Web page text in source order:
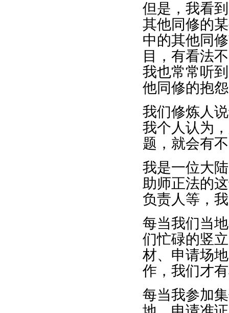
但是，我看
其他同修的
中的其他同
目，有看法
我也常常听
他同修的抱
我们修炼人
我个人认为
题，就会有
我是一位大
助师正法的
负责人等，
每当我们当
们忙碌的竖
材、申请场
作，我们才
每当我参加